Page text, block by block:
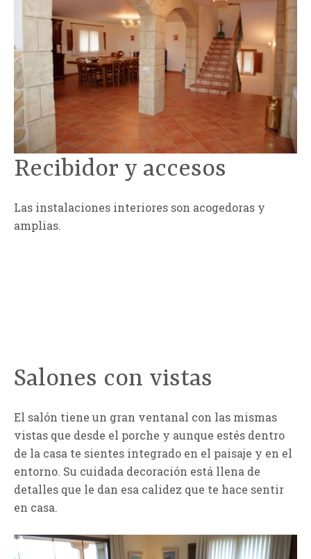
Recibidor y accesos
Las instalaciones interiores son acogedoras y
amplias.
Salones con vistas
El salón tiene un gran ventanal con las mismas
vistas que desde el porche y aunque estés dentro
de la casa te sientes integrado en el paisaje y en el
entorno. Su cuidada decoración está llena de
detalles que le dan esa calidez que te hace sentir
en casa.